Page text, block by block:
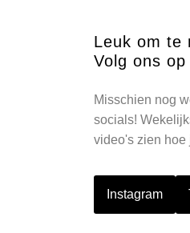
Leuk om te
Volg ons
Misschien nog
socials!
video's zien hoe
Instagram